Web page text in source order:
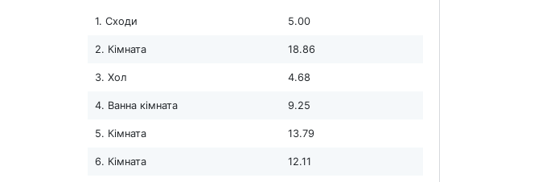
1. Сходи 5.00
2. Кімната 18.86
3. Хол 4.68
4. Ванна кімната 9.25
5. Кімната 13.79
6. Кімната 12.11